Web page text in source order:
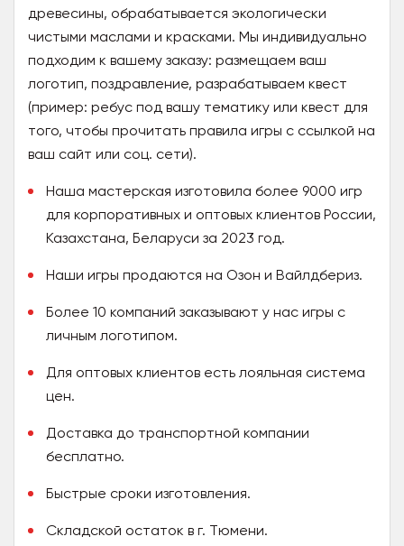
древесины, обрабатывается экологически
чистыми маслами и красками. Мы индивидуально
подходим к вашему заказу: размещаем ваш
логотип, поздравление, разрабатываем квест
(пример: ребус под вашу тематику или квест для
того, чтобы прочитать правила игры с ссылкой на
ваш сайт или соц. сети).
Наша мастерская изготовила более 9000 игр
для корпоративных и оптовых клиентов России,
Казахстана, Беларуси за 2023 год.
Наши игры продаются на Озон и Вайлдбериз.
Более 10 компаний заказывают у нас игры с
личным логотипом.
Для оптовых клиентов есть лояльная система
цен.
Доставка до транспортной компании
бесплатно.
Быстрые сроки изготовления.
Складской остаток в г. Тюмени.